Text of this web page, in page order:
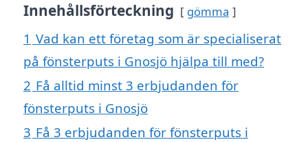
Innehållsförteckning gömma
1 Vad kan ett företag som är specialiserat
på fönsterputs i Gnosjö hjälpa till med?
2 Få alltid minst 3 erbjudanden för
fönsterputs i Gnosjö
3 Få 3 erbjudanden för fönsterputs i